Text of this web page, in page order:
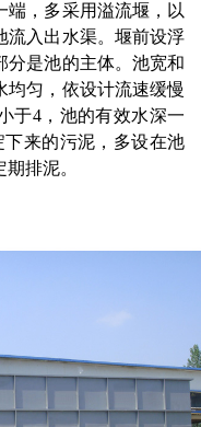
端，多采用溢流堰，以
流入出水渠。堰前设浮
分是池的主体。池宽和
均匀，依设计流速缓慢
于4，池的有效水深一
来的污泥，多设在池
排泥。